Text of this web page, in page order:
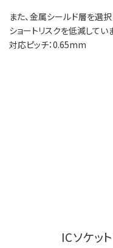
また、金属シールド層を選
ショートリスクを低減してい
対応ピッチ：0.65mm
ICソケッ